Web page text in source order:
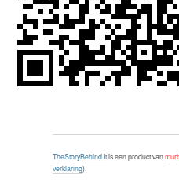
TheStoryBehind.Itis een product van
verklaring).